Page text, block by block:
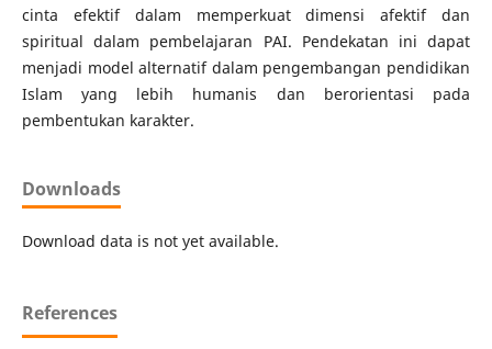
cinta efektif dalam memperkuat dimensi afektif dan
spiritual dalam pembelajaran PAI. Pendekatan ini dapat
menjadi model alternatif dalam pengembangan pendidikan
Islam yang lebih humanis dan berorientasi pada
pembentukan karakter.
Downloads
Download data is not yet available.
References